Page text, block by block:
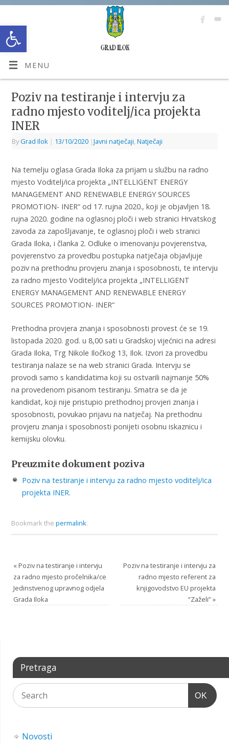
Open toolbar
MENU
Poziv na testiranje i intervju za
radno mjesto voditelj/ica projekta
INER
ByGrad Ilok | 13/10/2020 |Javni natječaji Natječaji
Na temelju oglasa Grada Iloka za prijam u službu na radno
mjesto Voditelj/ica projekta „INTELLIGENT ENERGY
MANAGEMENT AND RENEWABLE ENERGY SOURCES
PROMOTION- INER“ od 17. rujna 2020., koji je objavljen 18.
rujna 2020. godine na oglasnoj ploči i web stranici Hrvatskog
zavoda za zapošljavanje, te oglasnoj ploči i web stranici
Grada Iloka, i članka 2. Odluke o imenovanju povjerenstva,
povjerenstvo za provedbu postupka natječaja objavljuje
poziv na prethodnu provjeru znanja i sposobnosti, te intervju
za radno mjesto Voditelj/ica projekta „INTELLIGENT
ENERGY MANAGEMENT AND RENEWABLE ENERGY
SOURCES PROMOTION- INER“
Prethodna provjera znanja i sposobnosti provest će se 19.
listopada 2020. god. u 8,00 sati u Gradskoj vijećnici na adresi
Grada Iloka, Trg Nikole Iločkog 13, Ilok. Izvori za provedbu
testiranja nalaze se na web stranici Grada. Intervju se
provodi samo s kandidatima koji su ostvarili najmanje 50%
na provedenom pisanom testiranju. Smatra se da je
kandidat, koji nije pristupio prethodnoj provjeri znanja i
sposobnosti, povukao prijavu na natječaj. Na prethodnu
provjeru znanja i sposobnosti ponijeti osobnu iskaznicu i
kemijsku olovku.
Preuzmite dokument poziva
Poziv na testiranje i intervju za radno mjesto voditelj/ica
projekta INER.
Bookmark the permalink.
«Poziv na testiranje i intervju
za radno mjesto pročelnika/ce
Jedinstvenog upravnog odjela
Grada Iloka
Poziv na testiranje i intervju za
radno mjesto referent za
knjigovodstvo EU projekta
“Zaželi”»
Pretraga
OK
Novosti